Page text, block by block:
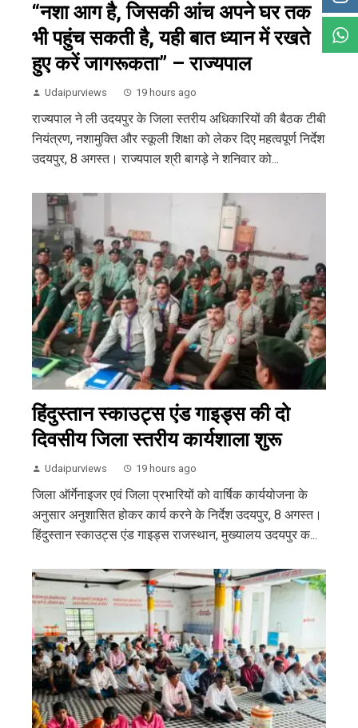
“नशा आग है, जिसकी आंच अपने घर तक
भी पहुंच सकती है, यही बात ध्यान में रखते
हुए करें जागरूकता” – राज्यपाल
Udaipurviews 19 hours ago
राज्यपाल ने ली उदयपुर के जिला स्तरीय अधिकारियों की बैठक टीबी
नियंत्रण, नशामुक्ति और स्कूली शिक्षा को लेकर दिए महत्वपूर्ण निर्देश
उदयपुर, 8 अगस्त। राज्यपाल श्री बागड़े ने शनिवार को...
हिंदुस्तान स्काउट्स एंड गाइड्स की दो
दिवसीय जिला स्तरीय कार्यशाला शुरू
Udaipurviews 19 hours ago
जिला ऑर्गेनाइजर एवं जिला प्रभारियों को वार्षिक कार्ययोजना के
अनुसार अनुशासित होकर कार्य करने के निर्देश उदयपुर, 8 अगस्त।
हिंदुस्तान स्काउट्स एंड गाइड्स राजस्थान, मुख्यालय उदयपुर क...